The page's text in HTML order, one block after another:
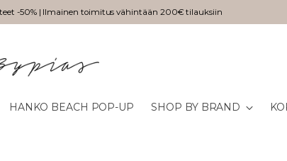
-50% | Ilmainen toimitus vähintään 200€ tilauksiin
HANKO BEACH POP-UP SHOP BY BRAND